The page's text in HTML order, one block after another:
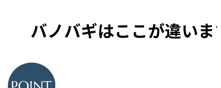
バノバギはここが違いま